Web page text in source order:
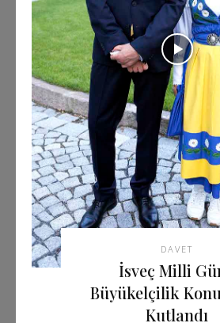
DAVET
İsveç Milli
Büyükelçilik
Kutlandı